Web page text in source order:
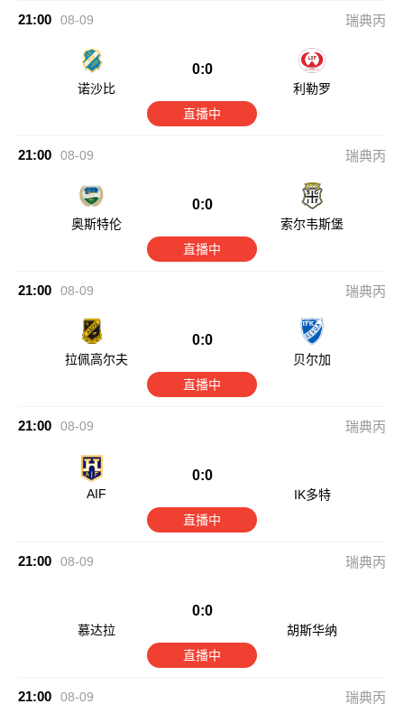
21:00 08-09 瑞典丙
诺沙比
0:0
利勒罗
直播中
21:00 08-09 瑞典丙
奥斯特伦
0:0
索尔韦斯堡
直播中
21:00 08-09 瑞典丙
拉佩高尔夫
0:0
贝尔加
直播中
21:00 08-09 瑞典丙
AIF
0:0
IK多特
直播中
21:00 08-09 瑞典丙
慕达拉
0:0
胡斯华纳
直播中
21:00 08-09 瑞典丙